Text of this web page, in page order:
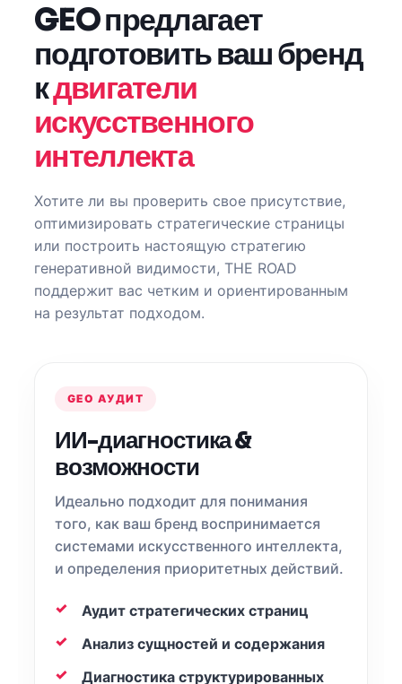
GEO предлагает
подготовить ваш бренд
кдвигатели
искусственного
интеллекта
Хотите ли вы проверить свое присутствие,
оптимизировать стратегические страницы
или построить настоящую стратегию
генеративной видимости, THE ROAD
поддержит вас четким и ориентированным
на результат подходом.
GEO АУДИТ
ИИ-диагностика &
возможности
Идеально подходит для понимания
того, как ваш бренд воспринимается
системами искусственного интеллекта,
и определения приоритетных действий.
Аудит стратегических страниц
Анализ сущностей и содержания
Диагностика структурированных